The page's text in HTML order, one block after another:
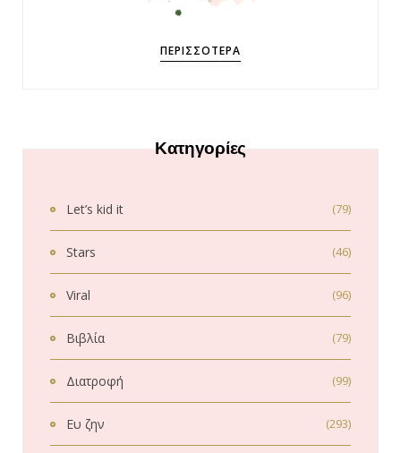
ΠΕΡΙΣΣΌΤΕΡΑ
Κατηγορίες
Let’s kid it (79)
Stars (46)
Viral (96)
Βιβλία (79)
Διατροφή (99)
Ευ ζην (293)